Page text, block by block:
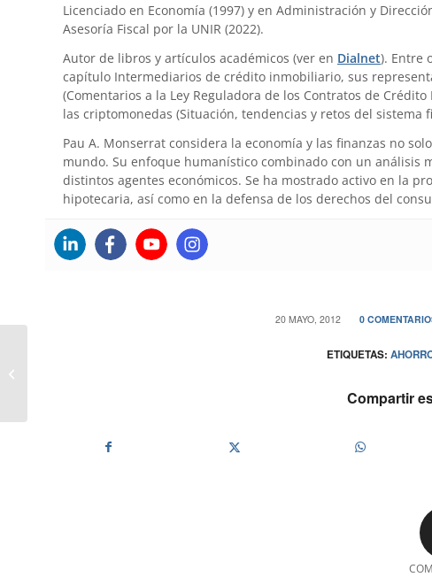
Licenciado en Economía (1997) y en Administración y
Asesoría Fiscal por la UNIR (2022).
Autor de libros y artículos académicos (ver en Dialnet). Entre
capítulo Intermediarios de crédito inmobiliario, sus
(Comentarios a la Ley Reguladora de los Contratos de
las criptomonedas (Situación, tendencias y retos del sistema
Pau A. Monserrat considera la economía y las finanzas no
mundo. Su enfoque humanístico combinado con un análisis
distintos agentes económicos. Se ha mostrado activo en la
hipotecaria, así como en la defensa de los derechos del
20 MAYO, 2012
/ 0 /
ETIQUETAS:
Compartir